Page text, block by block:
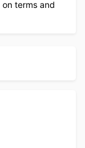
terms and